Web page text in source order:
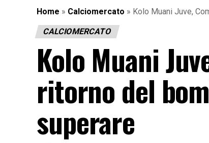
Home » Calciomercato » Kolo Muani Juve,
CALCIOMERCATO
Kolo Muani
ritorno del
superare